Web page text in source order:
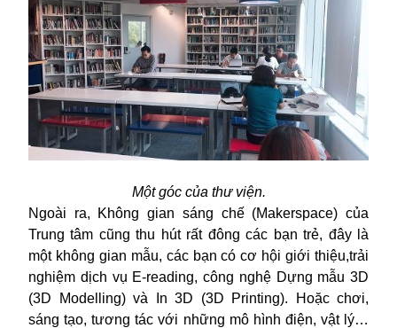
Một góc của thư viện.
Ngoài ra, Không gian sáng chế (Makerspace) của
Trung tâm cũng thu hút rất đông các bạn trẻ, đây là
một không gian mẫu, các bạn có cơ hội giới thiệu,trải
nghiệm dịch vụ E-reading, công nghệ Dựng mẫu 3D
(3D Modelling) và In 3D (3D Printing). Hoặc chơi,
sáng tạo, tương tác với những mô hình điện, vật lý…